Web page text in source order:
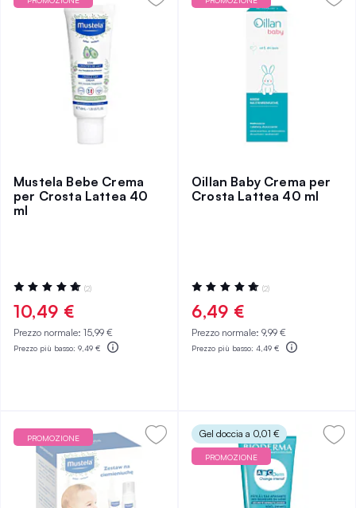
Mustela Bebe Crema
per Crosta Lattea 40
ml
Valutazione:
100%
(2)
10,49 €
Prezzo normale: 15,99 €
Prezzo più basso: 9,49 €
Oillan Baby Crema per
Crosta Lattea 40 ml
Valutazione:
100%
(2)
6,49 €
Prezzo normale: 9,99 €
Prezzo più basso: 4,49 €
PROMOZIONE Gel doccia a 0,01 €
PROMOZIONE